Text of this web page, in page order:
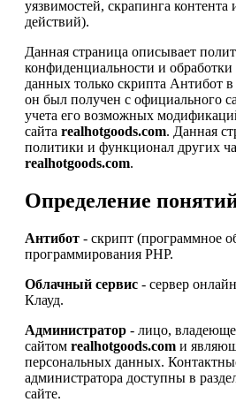
уязвимостей, скрапинга
действий).
Данная страница описывает
конфиденциальности и
данных только скрипта Антибот
он был получен с официального
учета его возможных
сайта realhotgoods.com. Данная
политики и функционал других
realhotgoods.com.
Определение
Антибот - скрипт (программное
программирования PHP.
Облачный сервис - сервер
Клауд.
Администратор - лицо,
сайтом realhotgoods.com и
персональных данных.
администратора доступны в
сайте.